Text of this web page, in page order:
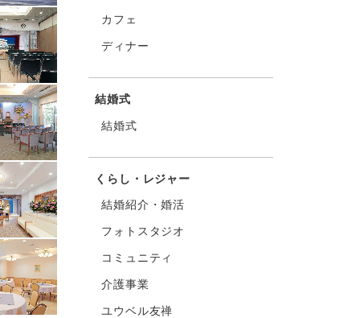
カフェ
ディナー
結婚式
結婚式
くらし・レジャー
結婚紹介・婚活
フォトスタジオ
コミュニティ
介護事業
ユウベル友禅